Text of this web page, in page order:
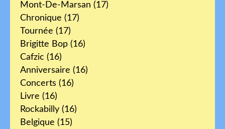
Mont-De-Marsan (17)
Chronique (17)
Tournée (17)
Brigitte Bop (16)
Cafzic (16)
Anniversaire (16)
Concerts (16)
Livre (16)
Rockabilly (16)
Belgique (15)